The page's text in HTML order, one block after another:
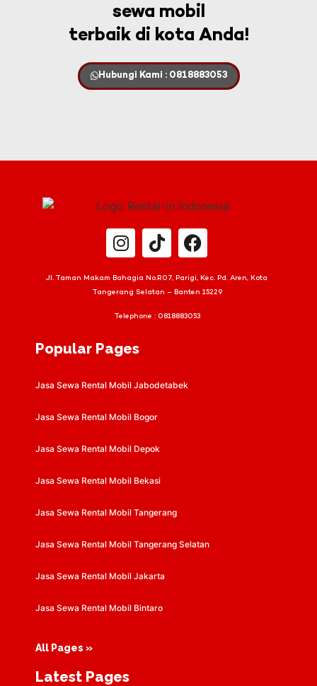
sewa mobil
terbaik di kota Anda!
Hubungi Kami : 0818883053
Jl. Taman Makam Bahagia No.R07, Parigi, Kec. Pd. Aren, Kota
Tangerang Selatan – Banten 15229
Telephone : 0818883053
Popular Pages
Jasa Sewa Rental Mobil Jabodetabek
Jasa Sewa Rental Mobil Bogor
Jasa Sewa Rental Mobil Depok
Jasa Sewa Rental Mobil Bekasi
Jasa Sewa Rental Mobil Tangerang
Jasa Sewa Rental Mobil Tangerang Selatan
Jasa Sewa Rental Mobil Jakarta
Jasa Sewa Rental Mobil Bintaro
All Pages »
Latest Pages